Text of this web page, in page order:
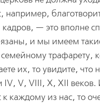
например,
— это вполне
и мы имеем
трафарету,
их, то увидите,
IV, V, VIII, X, XII
к каждому из нас, то